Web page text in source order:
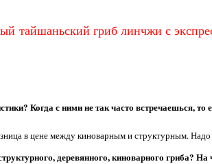
тайшаньский гриб линчжи с
Когда с ними не так часто встречаешься,
в цене между киноварным и структурным.
деревянного, киноварного гриба? На